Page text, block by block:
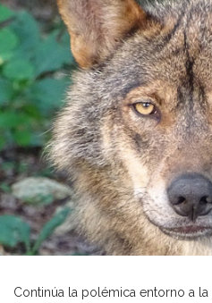
Continúa la polémica entorno a la